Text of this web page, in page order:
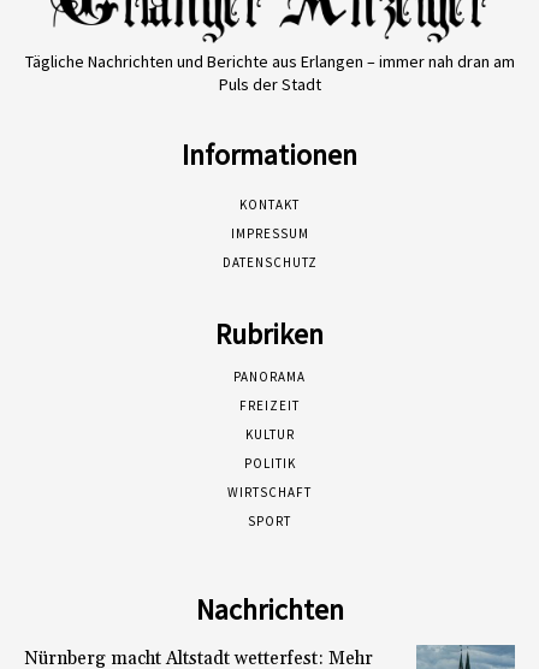
Tägliche Nachrichten und Berichte aus Erlangen – immer nah dran am
Puls der Stadt
Informationen
KONTAKT
IMPRESSUM
DATENSCHUTZ
Rubriken
PANORAMA
FREIZEIT
KULTUR
POLITIK
WIRTSCHAFT
SPORT
Nachrichten
Nürnberg macht Altstadt wetterfest: Mehr